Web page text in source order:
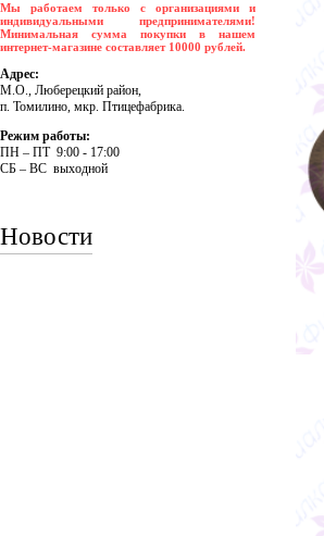
Мы работаем только с организациями и
индивидуальными предпринимателями!
Минимальная сумма покупки в нашем
интернет-магазине составляет 10000 рублей.
Адрес:
М.О., Люберецкий район,
п. Томилино, мкр. Птицефабрика.
Режим работы:
ПH – ПT 9:00 - 17:00
CБ – BC выходной
Новости